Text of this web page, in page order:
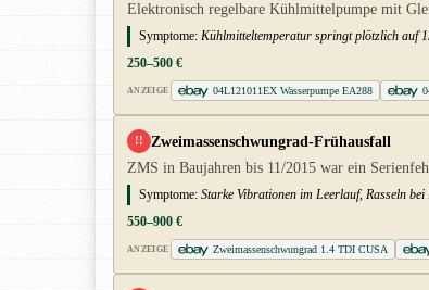
Elektronisch regelbare Kühlmittelpumpe mit
Symptome: Kühlmitteltemperatur springt plötzlich auf
250–500 €
ANZEIGE 04L121011EX Wasserpumpe EA288
!! Zweimassenschwungrad-Frühausfall
ZMS in Baujahren bis 11/2015 war ein
Symptome: Starke Vibrationen im Leerlauf, Rasseln
550–900 €
ANZEIGE Zweimassenschwungrad 1.4 TDI CUSA